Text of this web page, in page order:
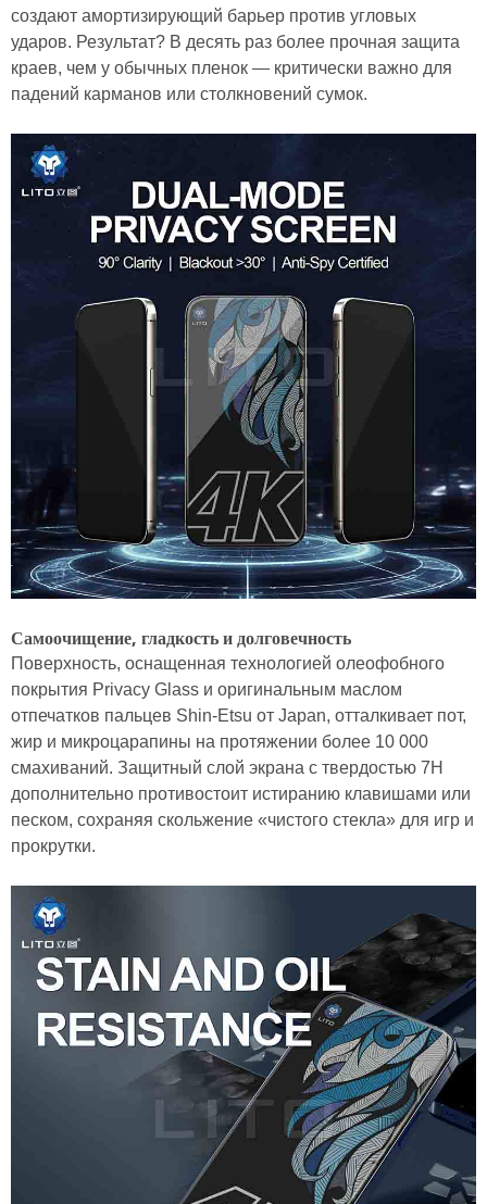
создают амортизирующий барьер против угловых
ударов. Результат? В десять раз более прочная защита
краев, чем у обычных пленок — критически важно для
падений карманов или столкновений сумок.
Самоочищение, гладкость и долговечность
Поверхность, оснащенная технологией олеофобного
покрытия Privacy Glass и оригинальным маслом
отпечатков пальцев Shin-Etsu от Japan, отталкивает пот,
жир и микроцарапины на протяжении более 10 000
смахиваний. Защитный слой экрана с твердостью 7H
дополнительно противостоит истиранию клавишами или
песком, сохраняя скольжение «чистого стекла» для игр и
прокрутки.